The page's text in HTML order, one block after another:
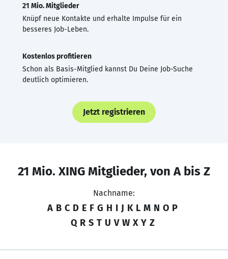
21 Mio. Mitglieder
Knüpf neue Kontakte und erhalte Impulse für ein
besseres Job-Leben.
Kostenlos profitieren
Schon als Basis-Mitglied kannst Du Deine Job-Suche
deutlich optimieren.
Jetzt registrieren
21 Mio. XING Mitglieder, von A bis Z
Nachname:
A B C D E F G H I J K L M N O P
Q R S T U V W X Y Z